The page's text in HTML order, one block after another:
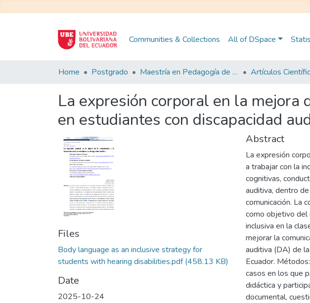
Communities & Collections All of DSpace
Home Postgrado Maestría en Pedagogía de la Cultura Física - Mención en Educación Física Inclusiva Artículos
La expresión corporal en la mejora
en estudiantes con discapacidad
Files
Body language as an inclusive strategy for
students with hearing disabilities.pdf(458.13 KB)
Date
2025-10-24
Abstract
La expresión
a trabajar con la
cognitivas,
auditiva, dentro
comunicación. La
como objetivo del
inclusiva en la
mejorar la
auditiva (DA) de
Ecuador.
casos en los que
didáctica y
documental,